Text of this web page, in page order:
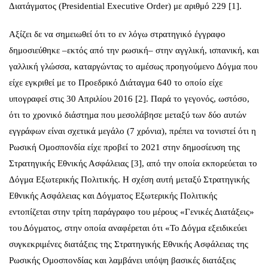
Διατάγματος (Presidential Executive Order) με αριθμό 229 [1].
Αξίζει δε να σημειωθεί ότι το εν λόγω στρατηγικό έγγραφο
δημοσιεύθηκε –εκτός από την ρωσική– στην αγγλική, ισπανική, και
γαλλική γλώσσα, καταργώντας το αμέσως προηγούμενο Δόγμα που
είχε εγκριθεί με το Προεδρικό Διάταγμα 640 το οποίο είχε
υπογραφεί στις 30 Απριλίου 2016 [2]. Παρά το γεγονός, ωστόσο,
ότι το χρονικό διάστημα που μεσολάβησε μεταξύ των δύο αυτών
εγγράφων είναι σχετικά μεγάλο (7 χρόνια), πρέπει να τονιστεί ότι η
Ρωσική Ομοσπονδία είχε προβεί το 2021 στην δημοσίευση της
Στρατηγικής Εθνικής Ασφάλειας [3], από την οποία εκπορεύεται το
Δόγμα Εξωτερικής Πολιτικής. Η σχέση αυτή μεταξύ Στρατηγικής
Εθνικής Ασφάλειας και Δόγματος Εξωτερικής Πολιτικής
εντοπίζεται στην τρίτη παράγραφο του μέρους «Γενικές Διατάξεις»
του Δόγματος, στην οποία αναφέρεται ότι «Το Δόγμα εξειδικεύει
συγκεκριμένες διατάξεις της Στρατηγικής Εθνικής Ασφάλειας της
Ρωσικής Ομοσπονδίας και λαμβάνει υπόψη βασικές διατάξεις